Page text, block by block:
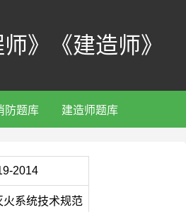
》《建造师》
防题库 建造师题库
2014
火系统技术规范